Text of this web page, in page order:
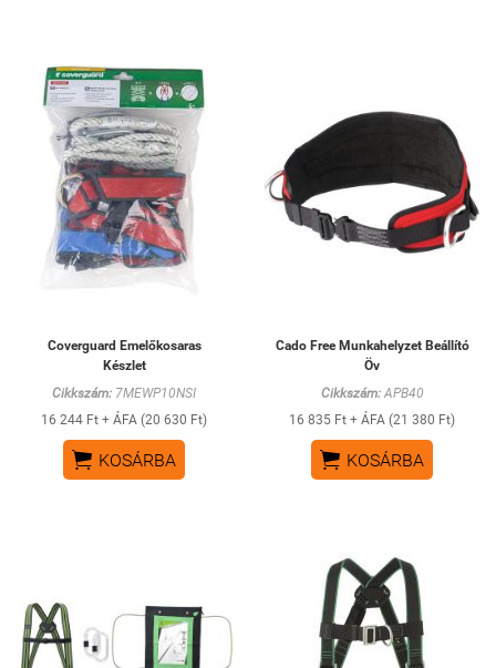
Coverguard Emelőkosaras
Készlet
Cikkszám: 7MEWP10NSI
16 244 Ft + ÁFA (20 630 Ft)
 KOSÁRBA
Cado Free Munkahelyzet Beállító
Öv
Cikkszám:APB40
16 835 Ft + ÁFA (21 380 Ft)
 KOSÁRBA